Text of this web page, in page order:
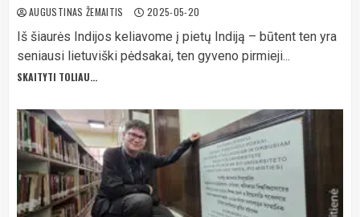
AUGUSTINAS ŽEMAITIS 2025-05-20
Iš šiaurės Indijos keliavome į pietų Indiją – būtent ten yra
seniausi lietuviški pėdsakai, ten gyveno pirmieji...
SKAITYTI TOLIAU...